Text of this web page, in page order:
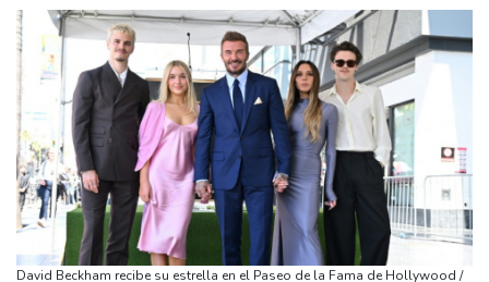
controles en la frontera
Notre-Dame, Campos Elíseos y víctimas de abusos: la agenda del
papa en Francia
El desempleo en Francia sube al 8,3%, su nivel más alto desde la
pandemia
El futbolista inglés Ivan Toney, acusado tras una agresión en una
discoteca
Cerca de 100 muertos en el noreste de India por las
inundaciones del monzón
David Beckham recibe su estrella en el Paseo de la Fama de Hollywood /